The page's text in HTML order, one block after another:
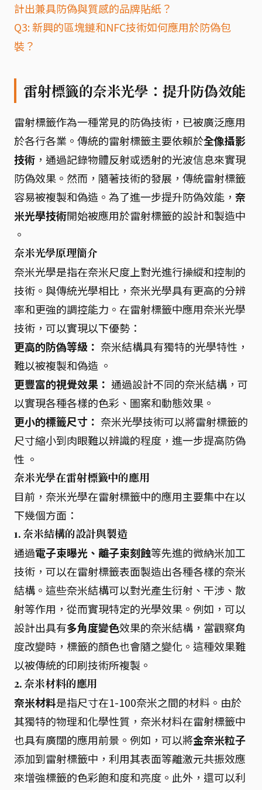
計出兼具防偽與質感的品牌貼紙？
Q3: 新興的區塊鏈和NFC技術如何應用於防偽包
裝？
雷射標籤的奈米光學：提升防偽效能
雷射標籤作為一種常見的防偽技術，已被廣泛應用
於各行各業。傳統的雷射標籤主要依賴於全像攝影
技術 ，通過記錄物體反射或透射的光波信息來實現
防偽效果。然而，隨著技術的發展，傳統雷射標籤
容易被複製和偽造。為了進一步提升防偽效能， 奈
米光學技術開始被應用於雷射標籤的設計和製造中
。
奈米光學原理簡介
奈米光學是指在奈米尺度上對光進行操縱和控制的
技術。與傳統光學相比，奈米光學具有更高的分辨
率和更強的調控能力。在雷射標籤中應用奈米光學
技術，可以實現以下優勢：
更高的防偽等級： 奈米結構具有獨特的光學特性，
難以被複製和偽造 。
更豐富的視覺效果： 通過設計不同的奈米結構，可
以實現各種各樣的色彩、圖案和動態效果。
更小的標籤尺寸： 奈米光學技術可以將雷射標籤的
尺寸縮小到肉眼難以辨識的程度，進一步提高防偽
性 。
奈米光學在雷射標籤中的應用
目前，奈米光學在雷射標籤中的應用主要集中在以
下幾個方面：
1. 奈米結構的設計與製造
通過電子束曝光、離子束刻蝕等先進的微納米加工
技術，可以在雷射標籤表面製造出各種各樣的奈米
結構。這些奈米結構可以對光產生衍射、干涉、散
射等作用，從而實現特定的光學效果。例如，可以
設計出具有多角度變色效果的奈米結構，當觀察角
度改變時，標籤的顏色也會隨之變化。這種效果難
以被傳統的印刷技術所複製。
2. 奈米材料的應用
奈米材料是指尺寸在1-100奈米之間的材料。由於
其獨特的物理和化學性質，奈米材料在雷射標籤中
也具有廣闊的應用前景。例如，可以將金奈米粒子
添加到雷射標籤中，利用其表面等離激元共振效應
來增強標籤的色彩飽和度和亮度。此外，還可以利